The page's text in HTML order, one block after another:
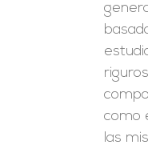
como
las